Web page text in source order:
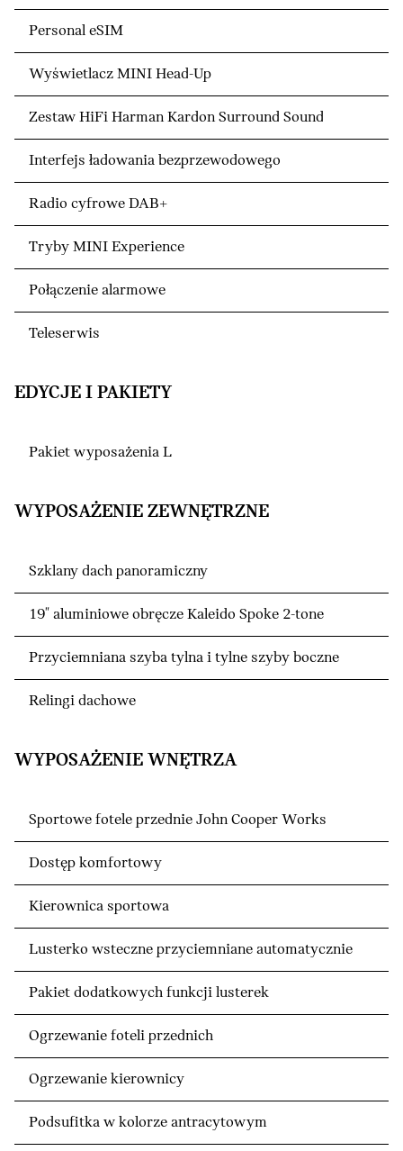
Personal eSIM
Wyświetlacz MINI Head-Up
Zestaw HiFi Harman Kardon Surround Sound
Interfejs ładowania bezprzewodowego
Radio cyfrowe DAB+
Tryby MINI Experience
Połączenie alarmowe
Teleserwis
EDYCJE I PAKIETY
Pakiet wyposażenia L
WYPOSAŻENIE ZEWNĘTRZNE
Szklany dach panoramiczny
19" aluminiowe obręcze Kaleido Spoke 2-tone
Przyciemniana szyba tylna i tylne szyby boczne
Relingi dachowe
WYPOSAŻENIE WNĘTRZA
Sportowe fotele przednie John Cooper Works
Dostęp komfortowy
Kierownica sportowa
Lusterko wsteczne przyciemniane automatycznie
Pakiet dodatkowych funkcji lusterek
Ogrzewanie foteli przednich
Ogrzewanie kierownicy
Podsufitka w kolorze antracytowym